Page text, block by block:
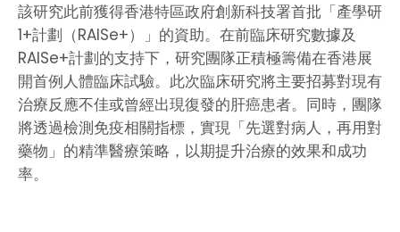
該研究此前獲得香港特區政府創新科技署首批「產學研
1+計劃（RAISe+）」的資助。在前臨床研究數據及
RAISe+計劃的支持下，研究團隊正積極籌備在香港展
開首例人體臨床試驗。此次臨床研究將主要招募對現有
治療反應不佳或曾經出現復發的肝癌患者。同時，團隊
將透過檢測免疫相關指標，實現「先選對病人，再用對
藥物」的精準醫療策略，以期提升治療的效果和成功
率。